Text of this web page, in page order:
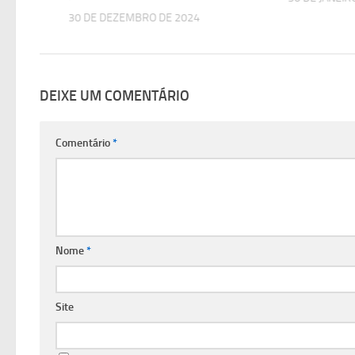
30 DE DEZEMBRO DE 2024
DEIXE UM COMENTÁRIO
Comentário*
Nome*
Site